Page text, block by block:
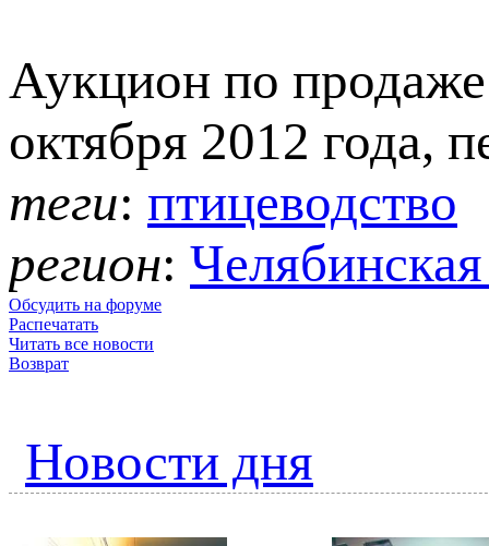
Аукцион по продаже
октября 2012 года,
теги: птицеводство
регион:
Обсудить на форуме
Распечатать
Читать все новости
Возврат
Новости дня